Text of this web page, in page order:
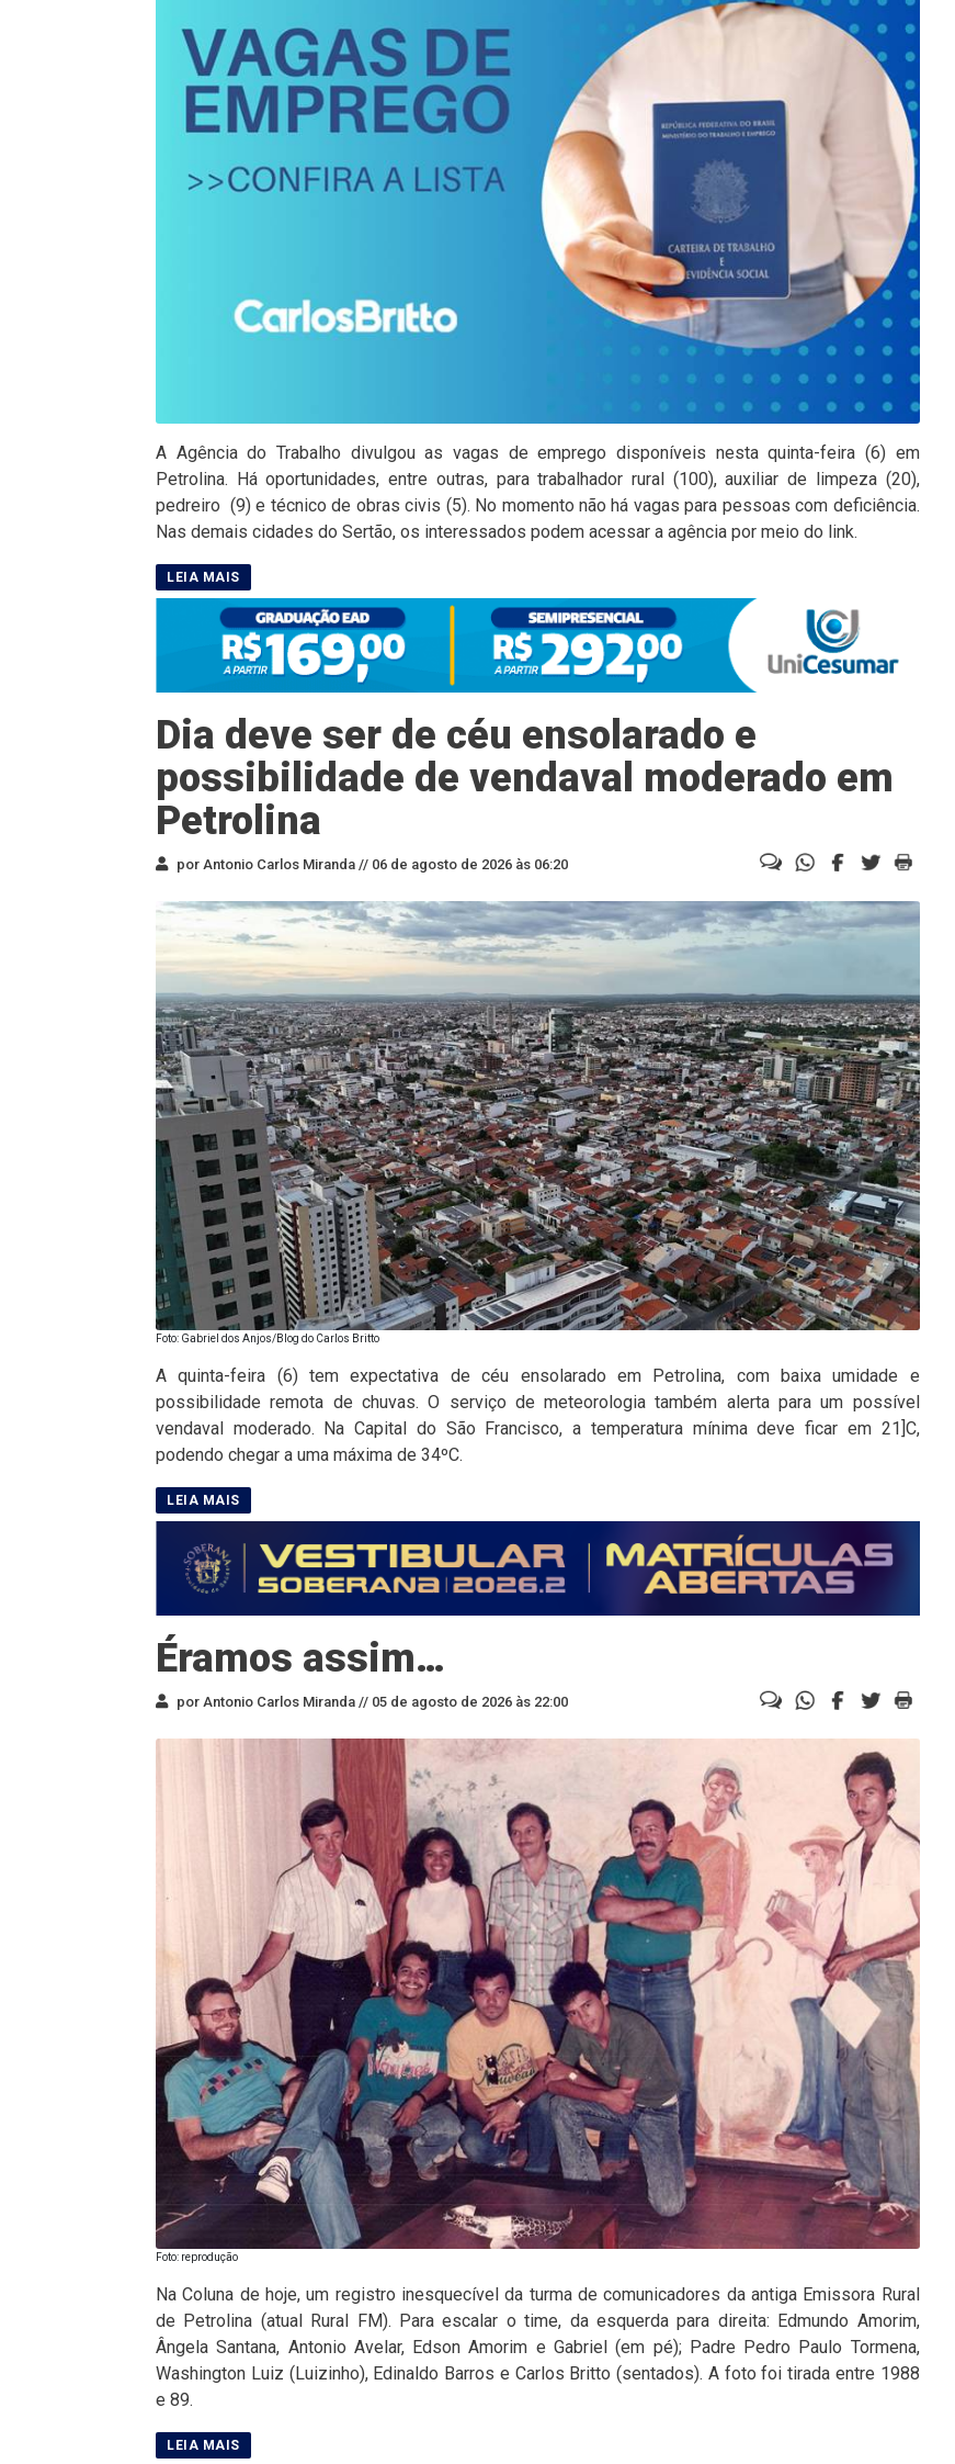
A Agência do Trabalho divulgou as vagas de emprego disponíveis nesta quinta-feira (6) em
Petrolina. Há oportunidades, entre outras, para trabalhador rural (100), auxiliar de limpeza (20),
pedreiro (9) e técnico de obras civis (5). No momento não há vagas para pessoas com deficiência.
Nas demais cidades do Sertão, os interessados podem acessar a agência por meio do link.
Dia deve ser de céu ensolarado e
possibilidade de vendaval moderado em
Petrolina
por Antonio Carlos Miranda // 06 de agosto de 2026 às 06:20
Foto: Gabriel dos Anjos/Blog do Carlos Britto
A quinta-feira (6) tem expectativa de céu ensolarado em Petrolina, com baixa umidade e
possibilidade remota de chuvas. O serviço de meteorologia também alerta para um possível
vendaval moderado. Na Capital do São Francisco, a temperatura mínima deve ficar em 21]C,
podendo chegar a uma máxima de 34ºC.
Éramos assim…
por Antonio Carlos Miranda // 05 de agosto de 2026 às 22:00
Foto: reprodução
Na Coluna de hoje, um registro inesquecível da turma de comunicadores da antiga Emissora Rural
de Petrolina (atual Rural FM). Para escalar o time, da esquerda para direita: Edmundo Amorim,
Ângela Santana, Antonio Avelar, Edson Amorim e Gabriel (em pé); Padre Pedro Paulo Tormena,
Washington Luiz (Luizinho), Edinaldo Barros e Carlos Britto (sentados). A foto foi tirada entre 1988
e 89.